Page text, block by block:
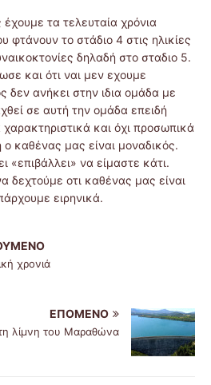
τα τελευταία χρόνια
φτάνουν το στάδιο 4 στις ηλικίες
δηλαδή στο σταδιο 5.
και ότι ναι μεν εχουμε
δεν ανήκει στην ιδια ομάδα με
σε αυτή την ομάδα επειδή
και όχι προσωπικά
καθένας μας είναι μοναδικός.
«επιβάλλει» να είμαστε κάτι.
δεχτούμε οτι καθένας μας είναι
ειρηνικά.
χρονιά
ΕΠΌΜΕΝΟ
λίμνη του Μαραθώνα